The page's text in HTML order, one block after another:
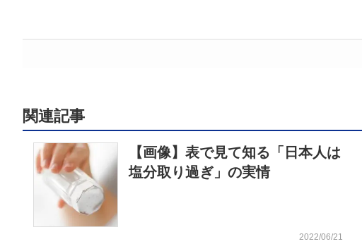
関連記事
【画像】表で見て知る「日本人は
塩分取り過ぎ」の実情
2022/06/21